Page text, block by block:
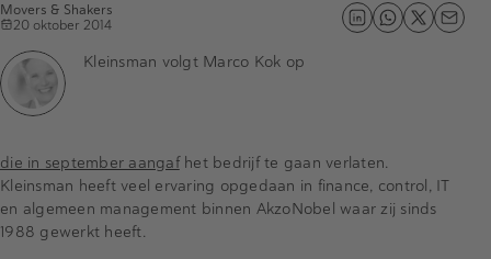
Movers & Shakers
20 oktober 2014
Kleinsman volgt Marco Kok op
die in september aangafhet bedrijf te gaan verlaten.
Kleinsman heeft veel ervaring opgedaan in finance, control, IT
en algemeen management binnen AkzoNobel waar zij sinds
1988 gewerkt heeft.